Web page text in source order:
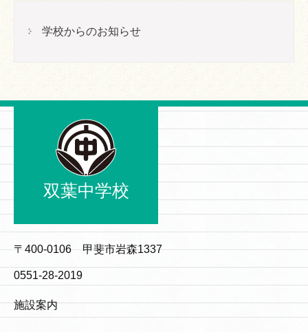
学校からのお知らせ
双葉中学校
〒400-0106 甲斐市岩森1337
0551-28-2019
施設案内